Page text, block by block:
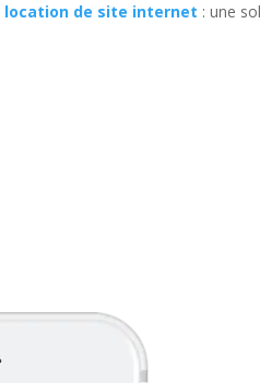
location de site internet : une